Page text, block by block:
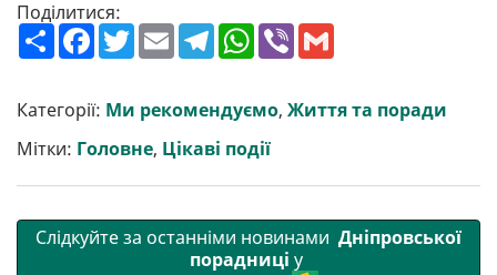
Поділитися:
П
о
р
и
т
и
F
a
b
o
o
k
T
w
e
r
E
m
l
T
e
g
r
a
m
W
h
s
A
p
p
V
r l
Категорії: Ми рекомендуємо, Життя та поради
Мітки: Головне, Цікаві події
Слідкуйте за останніми новинами Дніпровської
порадниці у